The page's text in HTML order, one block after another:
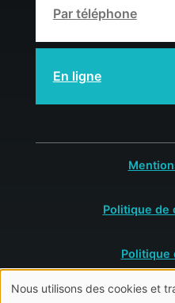
Par téléphone
En ligne
Politique de
Politique
Nous utilisons des cookies et